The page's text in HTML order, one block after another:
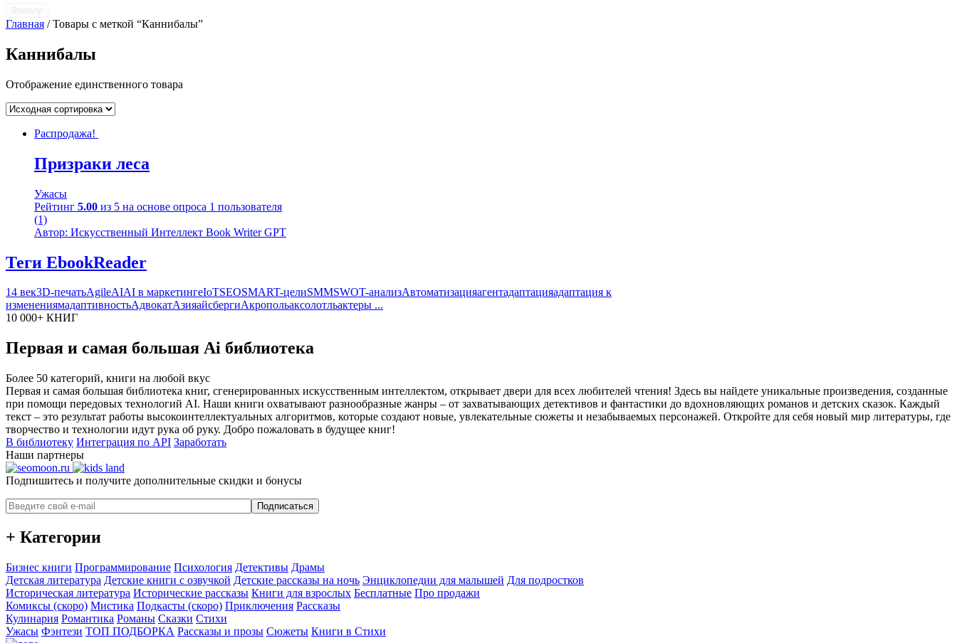
Главная / Товары с меткой “Каннибалы”
Каннибалы
Отображение единственного товара
Распродажа!
Призраки леса
Ужасы
Рейтинг 5.00 из 5 на основе опроса 1 пользователя
(1)
Автор: Искусственный Интеллект Book Writer GPT
Теги EbookReader
14 век3D-печатьAgileAIAI в маркетингеIoTSEOSMART-целиSMMSWOT-анализАвтоматизацияагентадаптацияадаптация к
изменениямадаптивностьАдвокатАзияайсбергиАкропольаксолотльактеры ...
10 000+ КНИГ
Первая и самая большая Ai библиотека
Более 50 категорий, книги на любой вкус
Первая и самая большая библиотека книг, сгенерированных искусственным интеллектом, открывает двери для всех любителей чтения! Здесь вы найдете уникальные произведения, созданные
при помощи передовых технологий AI. Наши книги охватывают разнообразные жанры – от захватывающих детективов и фантастики до вдохновляющих романов и детских сказок. Каждый
текст – это результат работы высокоинтеллектуальных алгоритмов, которые создают новые, увлекательные сюжеты и незабываемых персонажей. Откройте для себя новый мир литературы, где
творчество и технологии идут рука об руку. Добро пожаловать в будущее книг!
В библиотеку Интеграция по API Заработать
Наши партнеры
Подпишитесь и получите дополнительные скидки и бонусы
Подписаться
+ Категории
Бизнес книги Программирование Психология Детективы Драмы
Детская литература Детские книги с озвучкой Детские рассказы на ночь Энциклопедии для малышей Для подростков
Историческая литература Исторические рассказы Книги для взрослых Бесплатные Про продажи
Комиксы (скоро) Мистика Подкасты (скоро) Приключения Рассказы
Кулинария Романтика Романы Сказки Стихи
Ужасы Фэнтези ТОП ПОДБОРКА Рассказы и прозы Сюжеты Книги в Стихи